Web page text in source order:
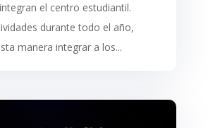
el centro estudiantil.
durante todo el año,
manera integrar a los...